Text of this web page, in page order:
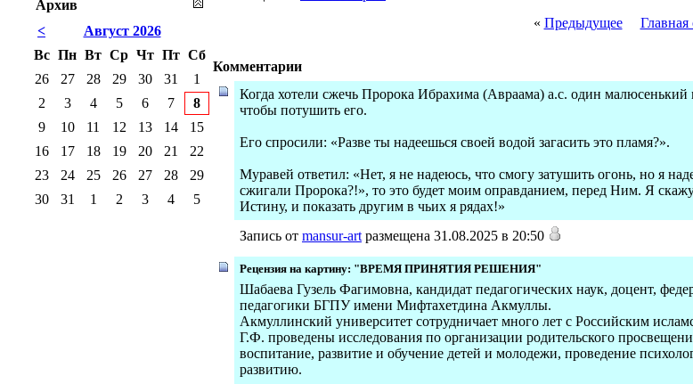
« Предыдущее Главная
Комментарии
Когда хотели сжечь Пророка Ибрахима (Авраама) а.с. один малюсенький
чтобы потушить его.
Его спросили: «Разве ты надеешься своей водой загасить это пламя?».
Муравей ответил: «Нет, я не надеюсь, что смогу затушить огонь, но я
сжигали Пророка?!», то это будет моим оправданием, перед Ним. Я
Истину, и показать другим в чьих я рядах!»
Запись от mansur-art размещена 31.08.2025 в 20:50
Рецензия на картину: "ВРЕМЯ ПРИНЯТИЯ РЕШЕНИЯ"
Шабаева Гузель Фагимовна, кандидат педагогических наук, доцент,
педагогики БГПУ имени Мифтахетдина Акмуллы.
Акмуллинский университет сотрудничает много лет с Российским
Г.Ф. проведены исследования по организации родительского
воспитание, развитие и обучение детей и молодежи, проведение
развитию.
Архив
<
Август 2026
Вс Пн Вт Ср Чт Пт Сб
26
27 28 29 30 31
1
2
3 4 5 6 7
8
9
10 11 12 13 14
15
16
17 18 19 20 21
22
23
24 25 26 27 28
29
30
31 1 2 3 4 5